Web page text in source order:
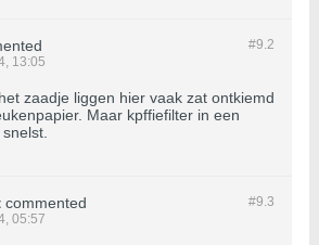
#9.2
13:05
zaadje liggen hier vaak zat ontkiemd
Maar kpffiefilter in een
#9.3
commented
05:57